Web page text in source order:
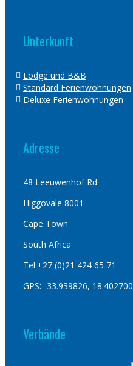
Unterkunft
Lodge und B&B
Standard Ferienwohnungen
Deluxe Ferienwohnungen
Adresse
48 Leeuwenhof Rd
Higgovale 8001
Cape Town
South Africa
Tel:+27 (0)21 424 65 71
GPS: -33.939826, 18.402700
Verbände